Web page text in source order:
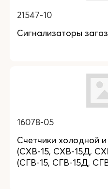
21547-10
Сигнализаторы
16078-05
Счетчики холодной
(СХВ-15, СХВ-15Д,
(СГВ-15, СГВ-15Д,